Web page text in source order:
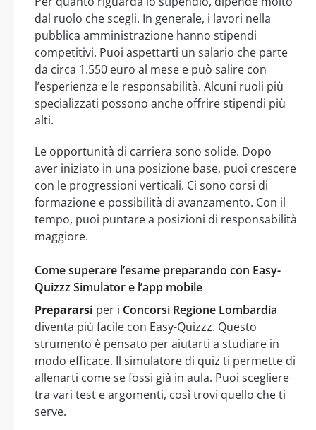
dal ruolo che scegli. In generale, i lavori nella
pubblica amministrazione hanno stipendi
competitivi. Puoi aspettarti un salario che parte
da circa 1.550 euro al mese e può salire con
l’esperienza e le responsabilità. Alcuni ruoli più
specializzati possono anche offrire stipendi più
alti.
Le opportunità di carriera sono solide. Dopo
aver iniziato in una posizione base, puoi crescere
con le progressioni verticali. Ci sono corsi di
formazione e possibilità di avanzamento. Con il
tempo, puoi puntare a posizioni di responsabilità
maggiore.
Come superare l’esame preparando con Easy-
Quizzz Simulator e l’app mobile
Prepararsi per i Concorsi Regione Lombardia
diventa più facile con Easy-Quizzz. Questo
strumento è pensato per aiutarti a studiare in
modo efficace. Il simulatore di quiz ti permette di
allenarti come se fossi già in aula. Puoi scegliere
tra vari test e argomenti, così trovi quello che ti
serve.